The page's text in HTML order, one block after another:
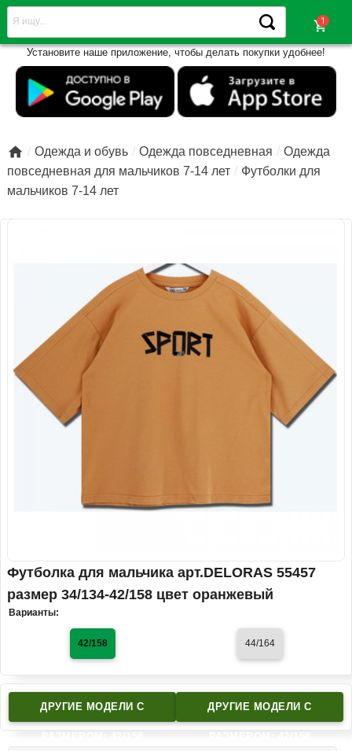
shopping_cart
Установите наше приложение, чтобы делать покупки удобнее!
 Одежда и обувь Одежда повседневная
Одежда
повседневная для мальчиков 7-14 лет
Футболки для
мальчиков 7-14 лет
Футболка для мальчика арт.DELORAS 55457
размер 34/134-42/158 цвет оранжевый
Варианты:
42/158 44/164
ДРУГИЕ МОДЕЛИ C ДРУГИЕ МОДЕЛИ C